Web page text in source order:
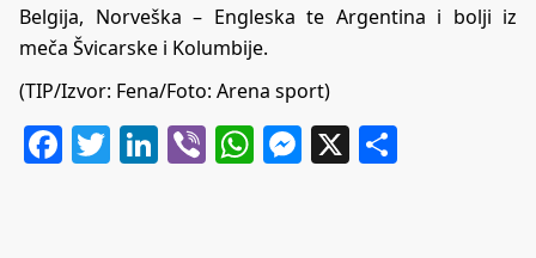
Belgija, Norveška – Engleska te Argentina i bolji iz
meča Švicarske i Kolumbije.
(TIP/Izvor: Fena/Foto: Arena sport)
Facebook
Twitter
LinkedIn
ViberWhatsApp
Messenger
X